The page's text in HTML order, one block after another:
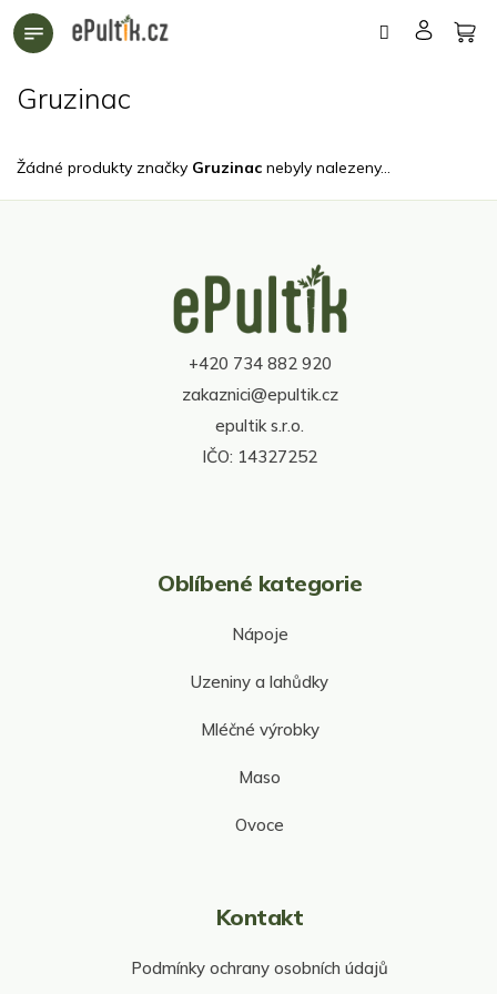
Přejít
na
Gruzinac
Žádné produkty značky Gruzinac nebyly nalezeny...
+420 734 882 920
zakaznici@epultik.cz
epultik s.r.o.
IČO: 14327252
Oblíbené kategorie
Nápoje
Uzeniny a lahůdky
Mléčné výrobky
Maso
Ovoce
Kontakt
Podmínky ochrany osobních údajů